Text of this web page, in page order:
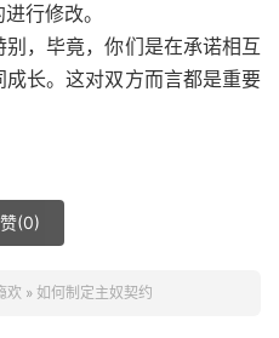
行修改。
，毕竟，你们是在承诺相互
长。这对双方而言都是重要
赞(0)
欢 » 如何制定主奴契约